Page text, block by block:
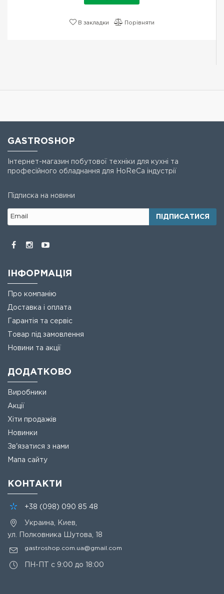
В закладки Порівняти
GASTROSHOP
Інтернет-магазин побутової техніки для кухні та
професійного обладнання для HoReCa індустрії
Підписка на новини
ПІДПИСАТИСЯ
ІНФОРМАЦІЯ
Про компанію
Доставка і оплата
Гарантія та сервіс
Товар під замовлення
Новини та акції
ДОДАТКОВО
Виробники
Акції
Хіти продажів
Новинки
Зв'язатися з нами
Мапа сайту
КОНТАКТИ
+38 (098) 090 85 48
Украина, Киев,
ул. Полковника Шутова, 18
gastroshop.com.ua@gmail.com
ПН-ПТ с 9:00 до 18:00